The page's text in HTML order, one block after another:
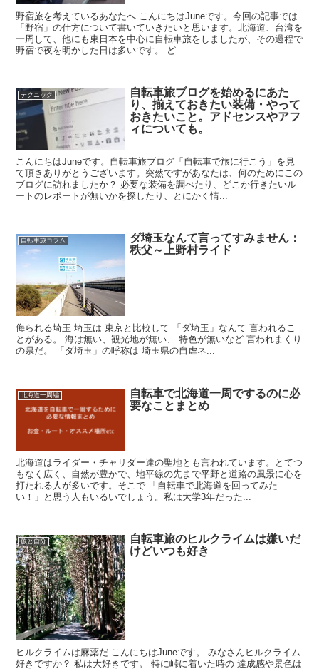
野宿旅を考えているあなたへ こんにちはJuneです。今回の記事では
「野宿」の仕方について書いていきたいと思います。北海道、台湾を
一周して、他にも東日本を中心に自転車旅をしましたが、その過程で
野宿で夜を明かした日は多いです。 ど...
テクニック
自転車旅ブログを始めるにあた
り、揃えておきたい装備・やって
おきたいこと。アドセンスやアフ
ィについても。
こんにちはJuneです。自転車旅ブログ「自転車で旅に行こう」を見
て頂きありがとうございます。突然ですがあなたは、何のためにこの
ブログに訪れましたか？ 必要な装備を調べたり、どこか行きたいル
ートのレポートが無いかを探したり、とにかく情...
自転車旅コラム
ダ埼玉なんて言ってすみません：
秩父～上野村ライド
侮られる埼玉 埼玉は 東京と比較して 「ダ埼玉」なんて 言われるこ
とがある。 海は無い、観光地が無い、 特色が無いなど 言われまくり
の県だ。 「ダ埼玉」の呼称は 埼玉県の自虐ネ...
北海道一周編
自転車で北海道一周でするのに必
要なことまとめ
北海道はライダー・チャリダー達の聖地とも言われています。とてつ
もなく広く、自然が豊かで、地平線の先まで平野と道路の風景に心を
打たれる人が多いです。そこで 「自転車で北海道を回ってみた
い！」と思う人もいるいでしょう。私は大学3年だった...
旅と自分
自転車旅のヒルクライムは嫌いだ
けどいつも好き
ヒルクライムは麻薬だ こんにちはJuneです。 みなさんヒルクライム
好きですか？ 私は大好きです。 特に峠に着いた時の 達成感や景色は